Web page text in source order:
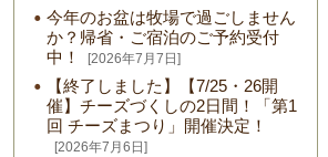
今年のお盆は牧場で過ごしません
か？帰省・ご宿泊のご予約受付
中！
[2026年7月7日]
【終了しました】【7/25・26開
催】チーズづくしの2日間！「第1
回 チーズまつり」開催決定！
[2026年7月6日]